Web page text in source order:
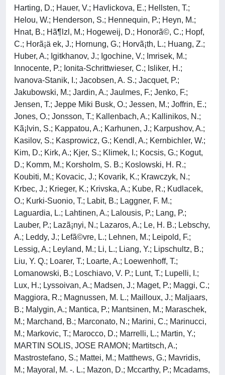
Harting, D.; Hauer, V.; Havlickova, E.; Hellsten, T.;
Helou, W.; Henderson, S.; Hennequin, P.; Heyn, M.;
Hnat, B.; Hã¶lzl, M.; Hogeweij, D.; Honorã©, C.; Hopf,
C.; Horã¡ä ek, J.; Hornung, G.; Horvã¡th, L.; Huang, Z.;
Huber, A.; Igitkhanov, J.; Igochine, V.; Imrisek, M.;
Innocente, P.; Ionita-Schrittwieser, C.; Isliker, H.;
Ivanova-Stanik, I.; Jacobsen, A. S.; Jacquet, P.;
Jakubowski, M.; Jardin, A.; Jaulmes, F.; Jenko, F.;
Jensen, T.; Jeppe Miki Busk, O.; Jessen, M.; Joffrin, E.;
Jones, O.; Jonsson, T.; Kallenbach, A.; Kallinikos, N.;
Kã¡lvin, S.; Kappatou, A.; Karhunen, J.; Karpushov, A.;
Kasilov, S.; Kasprowicz, G.; Kendl, A.; Kernbichler, W.;
Kim, D.; Kirk, A.; Kjer, S.; Klimek, I.; Kocsis, G.; Kogut,
D.; Komm, M.; Korsholm, S. B.; Koslowski, H. R.;
Koubiti, M.; Kovacic, J.; Kovarik, K.; Krawczyk, N.;
Krbec, J.; Krieger, K.; Krivska, A.; Kube, R.; Kudlacek,
O.; Kurki-Suonio, T.; Labit, B.; Laggner, F. M.;
Laguardia, L.; Lahtinen, A.; Lalousis, P.; Lang, P.;
Lauber, P.; Lazã¡nyi, N.; Lazaros, A.; Le, H. B.; Lebschy,
A.; Leddy, J.; Lefã©vre, L.; Lehnen, M.; Leipold, F.;
Lessig, A.; Leyland, M.; Li, L.; Liang, Y.; Lipschultz, B.;
Liu, Y. Q.; Loarer, T.; Loarte, A.; Loewenhoff, T.;
Lomanowski, B.; Loschiavo, V. P.; Lunt, T.; Lupelli, I.;
Lux, H.; Lyssoivan, A.; Madsen, J.; Maget, P.; Maggi, C.;
Maggiora, R.; Magnussen, M. L.; Mailloux, J.; Maljaars,
B.; Malygin, A.; Mantica, P.; Mantsinen, M.; Maraschek,
M.; Marchand, B.; Marconato, N.; Marini, C.; Marinucci,
M.; Markovic, T.; Marocco, D.; Marrelli, L.; Martin, Y.;
MARTIN SOLIS, JOSE RAMON; Martitsch, A.;
Mastrostefano, S.; Mattei, M.; Matthews, G.; Mavridis,
M.; Mayoral, M. -. L.; Mazon, D.; Mccarthy, P.; Mcadams,